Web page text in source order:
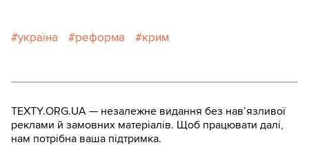
україна реформа крим
TEXTY.ORG.UA — незалежне видання без навʼязливої
реклами й замовних матеріалів. Щоб працювати далі,
нам потрібна ваша підтримка.